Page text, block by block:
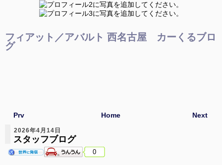
フィアット／アバルト 西名古屋 カーくるブロ
グ
Next
Prv Home
2026年4月14日
スタッフブログ
0